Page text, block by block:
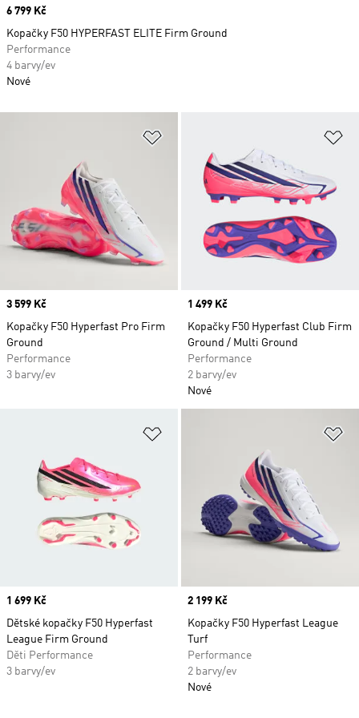
Price
3 599 Kč
Kopačky F50 Hyperfast Pro Firm
Ground
Performance
3 barvy/ev
Price
1 499 Kč
Kopačky F50 Hyperfast Club Firm
Ground / Multi Ground
Performance
2 barvy/ev
Nové
Price
1 699 Kč
Dětské kopačky F50 Hyperfast
League Firm Ground
Děti Performance
3 barvy/ev
Price
2 199 Kč
Kopačky F50 Hyperfast League
Turf
Performance
2 barvy/ev
Nové
Price
6 799 Kč
Kopačky F50 HYPERFAST ELITE Firm Ground
Performance
4 barvy/ev
Nové